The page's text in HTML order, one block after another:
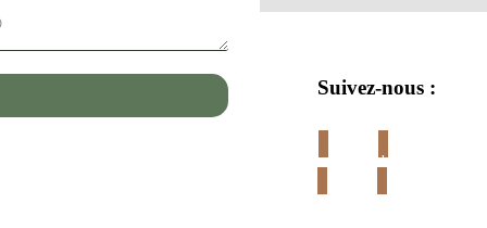
Suivez-nous :
Instagram Facebook